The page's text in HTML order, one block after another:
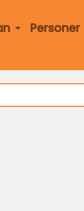
Personer